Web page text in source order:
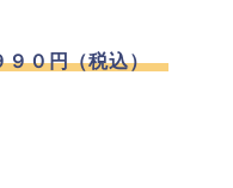
９０円（税込）